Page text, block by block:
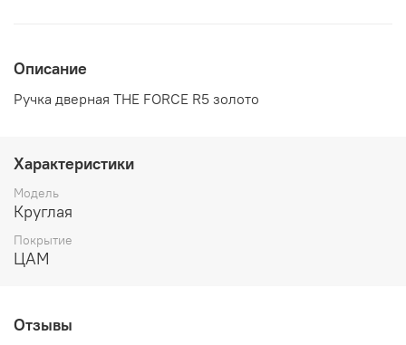
Описание
Ручка дверная THE FORCE R5 золото
Характеристики
Модель
Круглая
Покрытие
ЦАМ
Отзывы